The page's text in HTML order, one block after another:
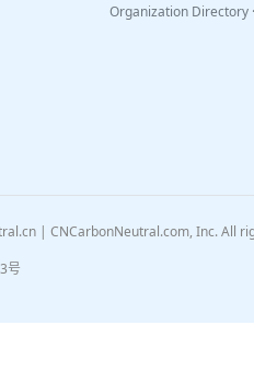
Organization Directory
| CNCarbonNeutral.com, Inc. All
号